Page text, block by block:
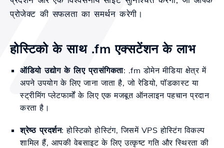
प्रोजेक्ट की सफलता का समर्थन करेगी।
होस्टिको के साथ .fm एक्सटेंशन के लाभ
ऑडियो उद्योग के लिए प्रासंगिकता: .fm डोमेन मीडिया क्षेत्र में
अपने उपयोग के लिए जाना जाता है, जो रेडियो, पॉडकास्ट या
स्ट्रीमिंग प्लेटफार्मों के लिए एक मजबूत ऑनलाइन पहचान प्रदान
करता है।
श्रेष्ठ प्रदर्शन: होस्टिको होस्टिंग, जिसमें VPS होस्टिंग विकल्प
शामिल हैं, आपकी वेबसाइट के लिए उत्कृष्ट गति और स्थिरता की